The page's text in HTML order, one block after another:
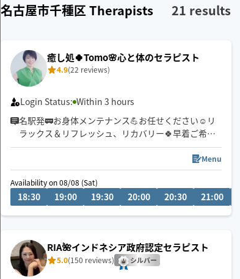
名古屋市千種区 Therapists 21 results
癒し処🍀Tomo🌸心と体のセラピスト
4.9(22 reviews)
Login Status: Within 3 hours
名駅発🚃お身体メンテナンス💪お任せください☺️リ
ラックス＆リフレッシュ、リカバリー🍀早着ご希望
ご相談ください
🍀肩、首、腰のお疲れ、脚の浮腫やだるさ、眠りが
浅い、寝てもスッキリできない慢性的な疲労感な
ど、お身体のお悩みお気軽に💁‍♀️《ヘッド&首肩ケ
カウンセリング付き🎀お気軽にご相談ください☺️
Menu
Availability on 08/08 (Sat)
18:30 19:00 19:30 20:00 20:30 21:00
RIA🌺インドネシア政府認定セラピスト
5.0(150 reviews) シルバー